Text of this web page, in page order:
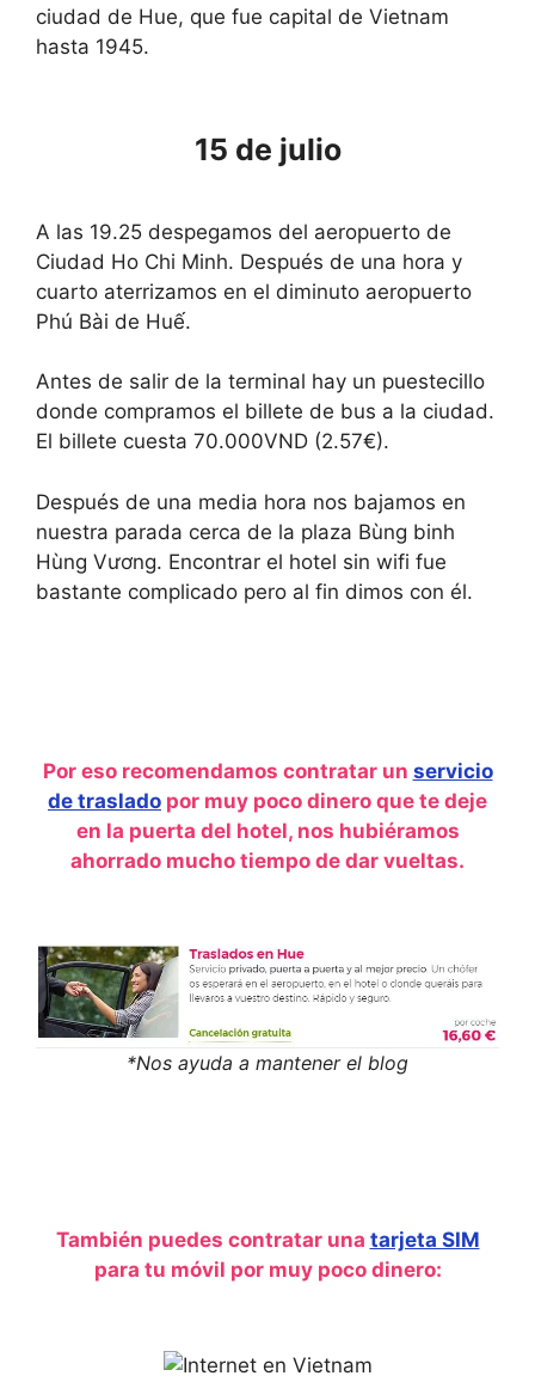
ciudad de Hue, que fue capital de Vietnam
hasta 1945.
15 de julio
A las 19.25 despegamos del aeropuerto de
Ciudad Ho Chi Minh. Después de una hora y
cuarto aterrizamos en el diminuto aeropuerto
Phú Bài de Huế.
Antes de salir de la terminal hay un puestecillo
donde compramos el billete de bus a la ciudad.
El billete cuesta 70.000VND (2.57€).
Después de una media hora nos bajamos en
nuestra parada cerca de la plaza Bùng binh
Hùng Vương. Encontrar el hotel sin wifi fue
bastante complicado pero al fin dimos con él.
Por eso recomendamos contratar un servicio
de traslado por muy poco dinero que te deje
en la puerta del hotel, nos hubiéramos
ahorrado mucho tiempo de dar vueltas.
*Nos ayuda a mantener el blog
También puedes contratar una tarjeta SIM
para tu móvil por muy poco dinero: